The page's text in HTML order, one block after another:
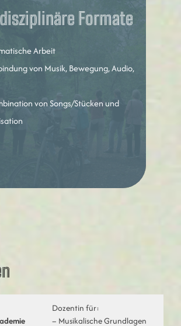
Formate
Arbeit
von Musik, Bewegung, Audio,
von Songs/Stücken und
Dozentin für:
– Musikalische Grundlagen